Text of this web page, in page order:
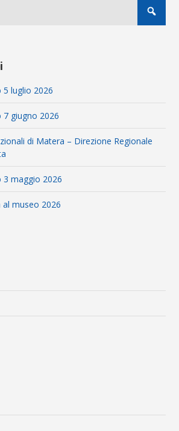
luglio 2026
giugno 2026
di Matera – Direzione Regionale
3 maggio 2026
al museo 2026